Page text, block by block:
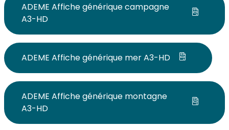
ADEME Affiche générique campagne
A3-HD
ADEME Affiche générique mer A3-HD
ADEME Affiche générique montagne
A3-HD